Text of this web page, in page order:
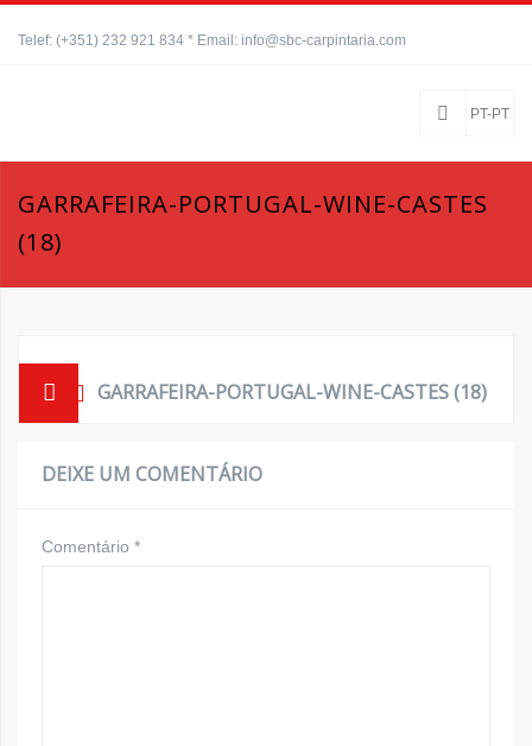
Telef: (+351) 232 921 834 * Email: info@sbc-carpintaria.com
PT-PT
GARRAFEIRA-PORTUGAL-WINE-CASTES
(18)
GARRAFEIRA-PORTUGAL-WINE-CASTES (18)
DEIXE UM COMENTÁRIO
Comentário *